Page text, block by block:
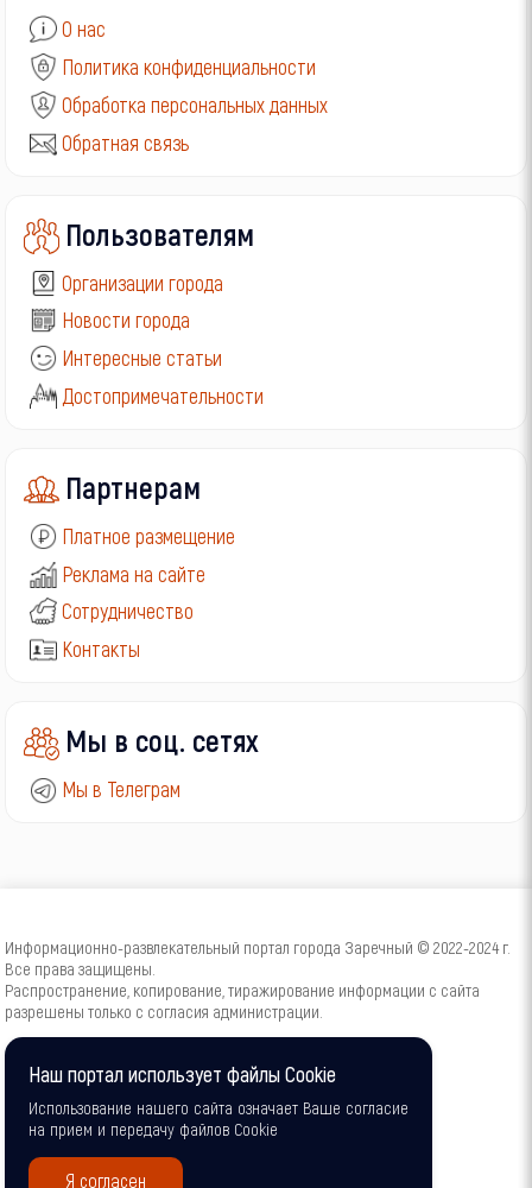
О нас
Политика конфиденциальности
Обработка персональных данных
Обратная связь
Пользователям
Организации города
Новости города
Интересные статьи
Достопримечательности
Партнерам
Платное размещение
Реклама на сайте
Сотрудничество
Контакты
Мы в соц. сетях
Мы в Телеграм
Информационно-развлекательный портал города Заречный © 2022-2024 г.
Все права защищены.
Распространение, копирование, тиражирование информации с сайта
разрешены только с согласия администрации.
16+Наш портал использует файлы Cookie
Использование нашего сайта означает Ваше согласие
на прием и передачу файлов Cookie
Я согласен